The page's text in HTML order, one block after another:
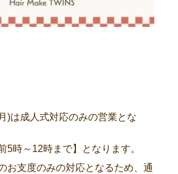
)は成人式対応のみの営業とな
5時～12時まで】となります。
お支度のみの対応となるため、通